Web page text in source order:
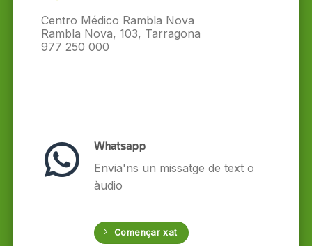
Centro Médico Rambla Nova
Rambla Nova, 103, Tarragona
977 250 000
Whatsapp
Envia'ns un missatge de text o
àudio
Començar xat